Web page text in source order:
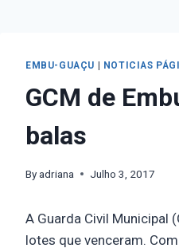
EMBU-GUAÇU NOTICIAS
GCM de
balas
Byadriana Julho 3, 2017
A Guarda Civil Municipal
lotes que venceram.